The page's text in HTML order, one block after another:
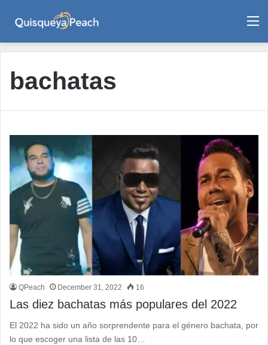
bachatas
QPeach December 31, 2022 16
Las diez bachatas más populares del 2022
El 2022 ha sido un año sorprendente para el género bachata, por
lo que escoger una lista de las 10…